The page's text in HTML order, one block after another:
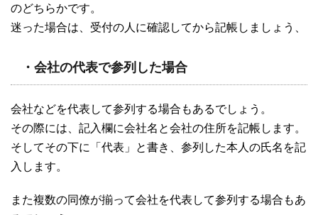
のどちらかです。
迷った場合は、受付の人に確認してから記帳しましょう、
・会社の代表で参列した場合
会社などを代表して参列する場合もあるでしょう。
その際には、記入欄に会社名と会社の住所を記帳します。
そしてその下に「代表」と書き、参列した本人の氏名を記
入します。
また複数の同僚が揃って会社を代表して参列する場合もあ